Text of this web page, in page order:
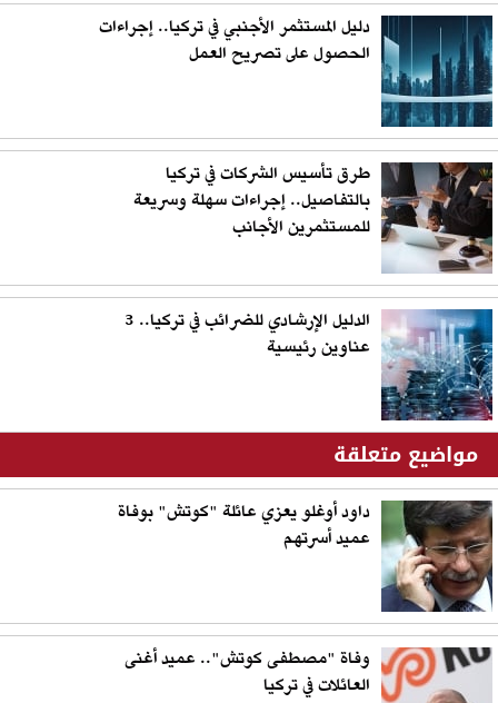
دليل المستثمر الأجنبي في تركيا.. إجراءات
الحصول على تصريح العمل
طرق تأسيس الشركات في تركيا
بالتفاصيل.. إجراءات سهلة وسريعة
للمستثمرين الأجانب
الدليل الإرشادي للضرائب في تركيا.. 3
عناوين رئيسية
مواضيع متعلقة
داود أوغلو يعزي عائلة "كوتش" بوفاة
عميد أسرتهم
وفاة "مصطفى كوتش".. عميد أغنى
العائلات في تركيا